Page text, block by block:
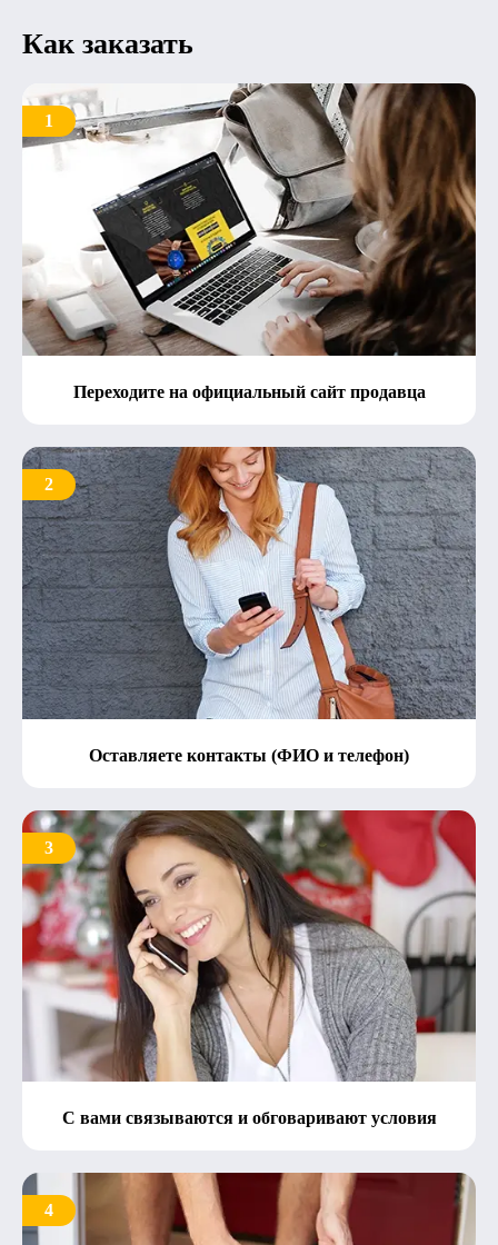
Как заказать
1
Переходите на официальный сайт продавца
2
Оставляете контакты (ФИО и телефон)
3
С вами связываются и обговаривают условия
4